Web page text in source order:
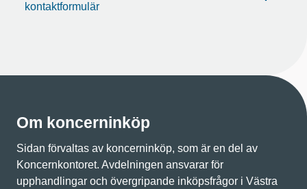
kontaktformulär
Om koncerninköp
Sidan förvaltas av koncerninköp, som är en del av
Koncernkontoret. Avdelningen ansvarar för
upphandlingar och övergripande inköpsfrågor i Västra